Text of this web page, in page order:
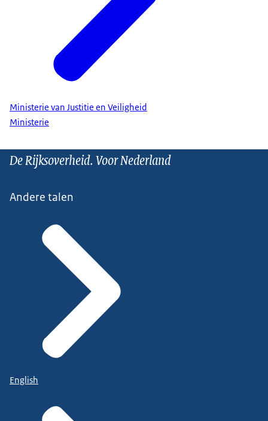
Ministerie van Justitie en Veiligheid
Ministerie
De Rijksoverheid. Voor Nederland
Andere talen
English